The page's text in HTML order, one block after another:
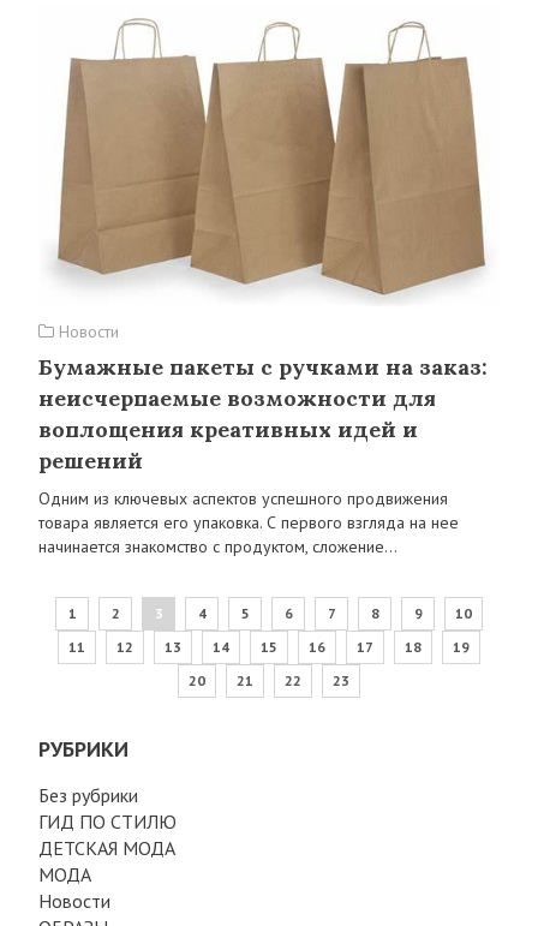
Новости
Бумажные пакеты с ручками на заказ:
неисчерпаемые возможности для
воплощения креативных идей и
решений
Одним из ключевых аспектов успешного продвижения
товара является его упаковка. С первого взгляда на нее
начинается знакомство с продуктом, сложение…
1 2 3 4 5 6 7 8 9
10
11
12 13 14 15 16 17 18
19
20
21 22 23
РУБРИКИ
Без рубрики
ГИД ПО СТИЛЮ
ДЕТСКАЯ МОДА
МОДА
Новости